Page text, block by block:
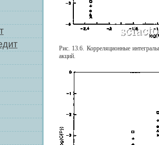
Рис. 13.6. Корреляционные
акций.